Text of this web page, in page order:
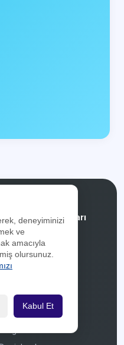
Kampanyaları
Bank
AlternatifBank
Anadolubank
deneyiminizi
ve
amacıyla
olursunuz.
Kabul Et